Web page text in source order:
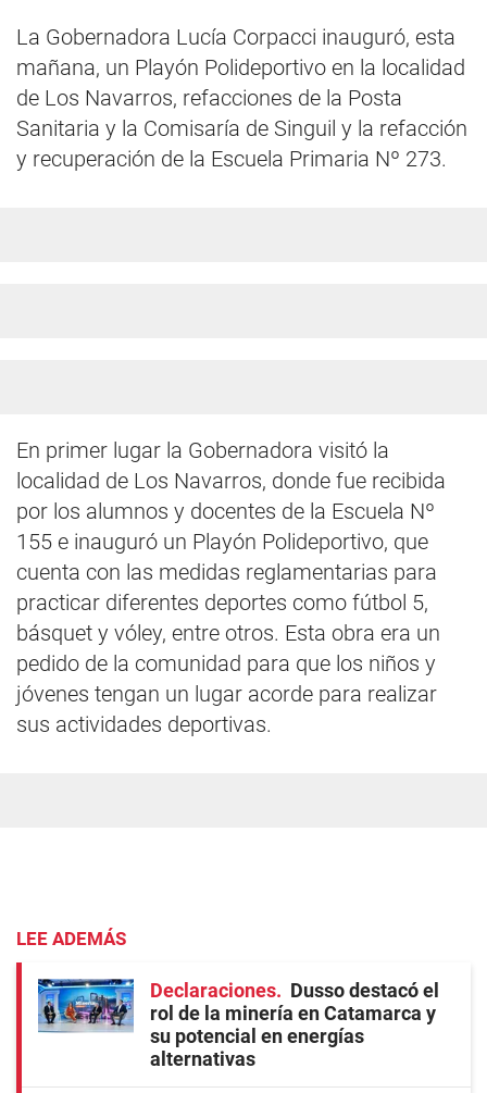
La Gobernadora Lucía Corpacci inauguró, esta
mañana, un Playón Polideportivo en la localidad
de Los Navarros, refacciones de la Posta
Sanitaria y la Comisaría de Singuil y la refacción
y recuperación de la Escuela Primaria Nº 273.
En primer lugar la Gobernadora visitó la
localidad de Los Navarros, donde fue recibida
por los alumnos y docentes de la Escuela Nº
155 e inauguró un Playón Polideportivo, que
cuenta con las medidas reglamentarias para
practicar diferentes deportes como fútbol 5,
básquet y vóley, entre otros. Esta obra era un
pedido de la comunidad para que los niños y
jóvenes tengan un lugar acorde para realizar
sus actividades deportivas.
LEE ADEMÁS
Declaraciones
Dusso destacó el
rol de la minería en Catamarca y
su potencial en energías
alternativas